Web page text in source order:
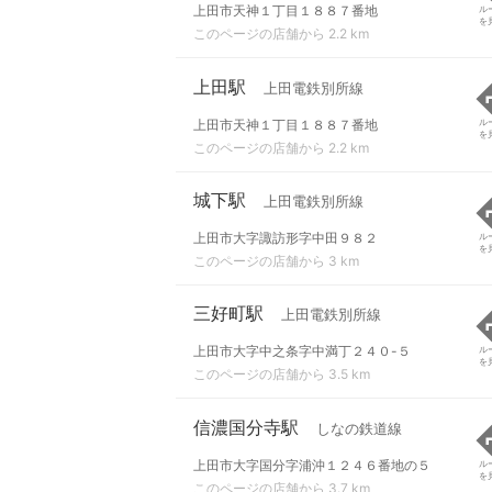
上田市天神１丁目１８８７番地
このページの店舗から 2.2 km
ル
を
上田駅 上田電鉄別所線
上田市天神１丁目１８８７番地
このページの店舗から 2.2 km
ル
を
城下駅 上田電鉄別所線
上田市大字諏訪形字中田９８２
このページの店舗から 3 km
ル
を
三好町駅 上田電鉄別所線
上田市大字中之条字中満丁２４０-５
このページの店舗から 3.5 km
ル
を
信濃国分寺駅 しなの鉄道線
上田市大字国分字浦沖１２４６番地の５
このページの店舗から 3.7 km
ル
を